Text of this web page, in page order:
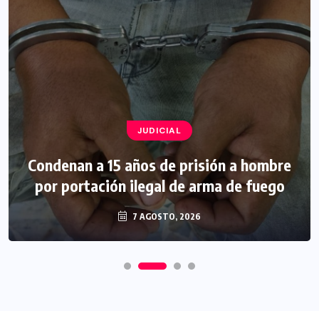
JUDICIAL
Condenan a 15 años de prisión a hombre
por portación ilegal de arma de fuego
7 AGOSTO, 2026